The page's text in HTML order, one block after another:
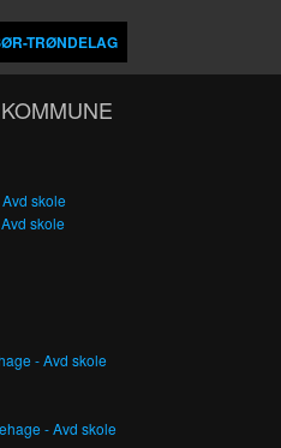
TRØNDELAG
KOMMUNE
skole
skole
- Avd skole
- Avd skole